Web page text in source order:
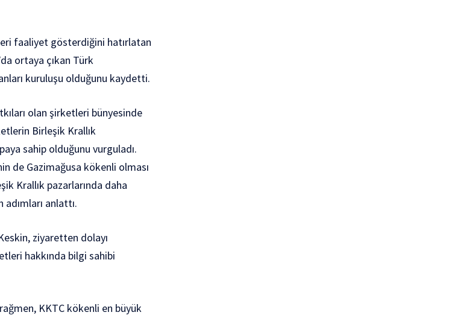
faaliyet gösterdiğini hatırlatan
ortaya çıkan Türk
kuruluşu olduğunu kaydetti.
olan şirketleri bünyesinde
Birleşik Krallık
sahip olduğunu vurguladı.
de Gazimağusa kökenli olması
Krallık pazarlarında daha
anlattı.
ziyaretten dolayı
hakkında bilgi sahibi
KKTC kökenli en büyük